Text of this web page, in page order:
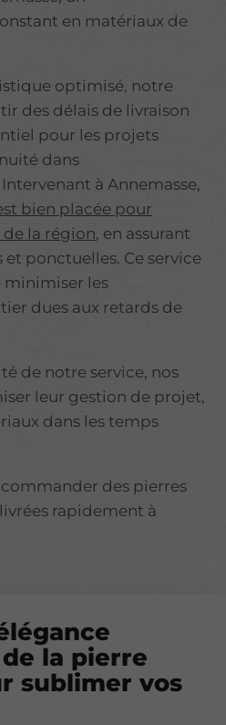
en matériaux de
optimisé, notre
des délais de livraison
pour les projets
dans
à Annemasse,
bien placée pour
de la région, en assurant
et ponctuelles. Ce service
minimiser les
dues aux retards de
de notre service, nos
leur gestion de projet,
dans les temps
des pierres
rapidement à
la pierre
sublimer vos